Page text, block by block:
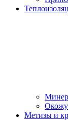
Метизы и